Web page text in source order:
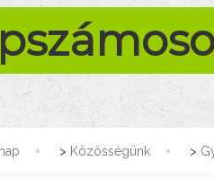
> Közösségünk >